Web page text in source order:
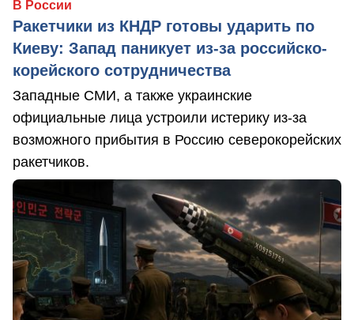
В России
Ракетчики из КНДР готовы ударить по
Киеву: Запад паникует из-за российско-
корейского сотрудничества
Западные СМИ, а также украинские
официальные лица устроили истерику из-за
возможного прибытия в Россию северокорейских
ракетчиков.